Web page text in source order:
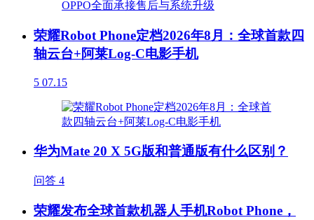
荣耀Robot Phone定档2026年8月：全球首款四
轴云台+阿莱Log-C电影手机
5 07.15
华为Mate 20 X 5G版和普通版有什么区别？
问答 4
荣耀发布全球首款机器人手机Robot Phone，